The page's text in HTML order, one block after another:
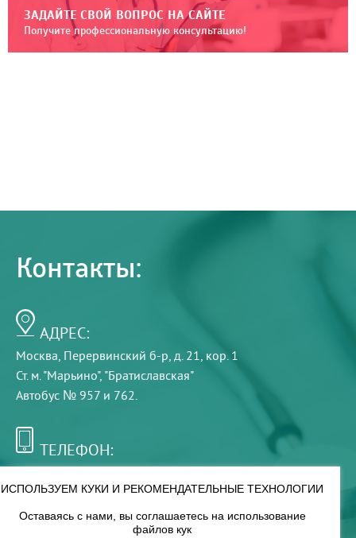
ЗАДАЙТЕ СВОЙ ВОПРОС НА САЙТЕ
Получите профессиональную консультацию!
Контакты:
АДРЕС:
Москва, Перервинский б-р, д. 21, кор. 1
Ст. м. "Марьино", "Братиславская"
Автобус № 957 и 762.
ТЕЛЕФОН:
РЕЖИМ РАБОТЫ:
ИСПОЛЬЗУЕМ КУКИ И РЕКОМЕНДАТЕЛЬНЫЕ ТЕХНОЛОГИИ
Оставаясь с нами, вы соглашаетесь на использование
файлов кук